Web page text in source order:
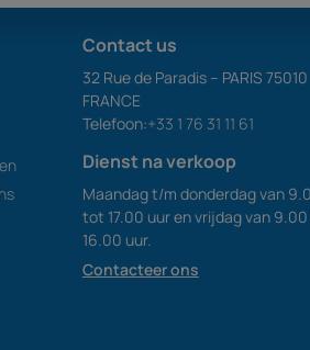
Contact us
32 Rue de Paradis – PARIS 75010
FRANCE
Telefoon:+33 1 76 31 11 61
Dienst na verkoop
Maandag t/m donderdag van
tot 17.00 uur en vrijdag van
16.00 uur.
Contacteer ons